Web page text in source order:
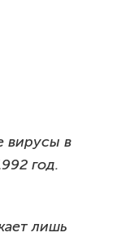
вирусы в
год.
лишь